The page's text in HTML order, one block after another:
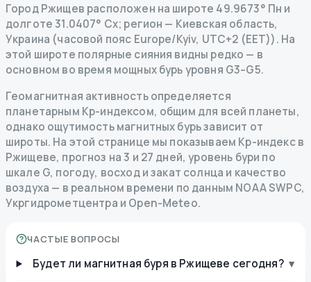
Город Ржищев расположен на широте 49.9673° Пн и
долготе 31.0407° Сх; регион — Киевская область,
Украина (часовой пояс Europe/Kyiv, UTC+2 (EET)). На
этой широте полярные сияния видны редко — в
основном во время мощных бурь уровня G3–G5.
Геомагнитная активность определяется
планетарным Kp-индексом, общим для всей планеты,
однако ощутимость магнитных бурь зависит от
широты. На этой странице мы показываем Kp-индекс в
Ржищеве, прогноз на 3 и 27 дней, уровень бури по
шкале G, погоду, восход и закат солнца и качество
воздуха — в реальном времени по данным NOAA SWPC,
Укргидрометцентра и Open-Meteo.
ЧАСТЫЕ ВОПРОСЫ
Будет ли магнитная буря в Ржищеве сегодня? ▾